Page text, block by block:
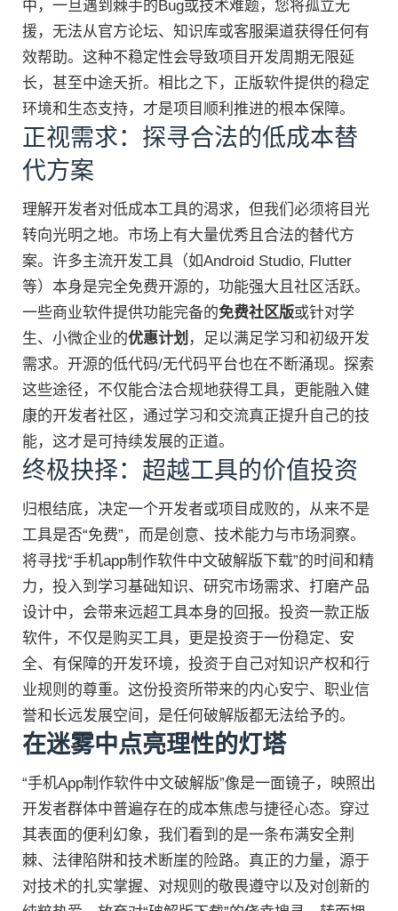
中，一旦遇到棘手的Bug或技术难题，您将孤立无
援，无法从官方论坛、知识库或客服渠道获得任何有
效帮助。这种不稳定性会导致项目开发周期无限延
长，甚至中途夭折。相比之下，正版软件提供的稳定
环境和生态支持，才是项目顺利推进的根本保障。
正视需求：探寻合法的低成本替
代方案
理解开发者对低成本工具的渴求，但我们必须将目光
转向光明之地。市场上有大量优秀且合法的替代方
案。许多主流开发工具（如Android Studio, Flutter
等）本身是完全免费开源的，功能强大且社区活跃。
一些商业软件提供功能完备的免费社区版或针对学
生、小微企业的优惠计划 ，足以满足学习和初级开发
需求。开源的低代码/无代码平台也在不断涌现。探索
这些途径，不仅能合法合规地获得工具，更能融入健
康的开发者社区，通过学习和交流真正提升自己的技
能，这才是可持续发展的正道。
终极抉择：超越工具的价值投资
归根结底，决定一个开发者或项目成败的，从来不是
工具是否“免费”，而是创意、技术能力与市场洞察。
将寻找“手机app制作软件中文破解版下载”的时间和精
力，投入到学习基础知识、研究市场需求、打磨产品
设计中，会带来远超工具本身的回报。投资一款正版
软件，不仅是购买工具，更是投资于一份稳定、安
全、有保障的开发环境，投资于自己对知识产权和行
业规则的尊重。这份投资所带来的内心安宁、职业信
誉和长远发展空间，是任何破解版都无法给予的。
在迷雾中点亮理性的灯塔
“手机App制作软件中文破解版”像是一面镜子，映照出
开发者群体中普遍存在的成本焦虑与捷径心态。穿过
其表面的便利幻象，我们看到的是一条布满安全荆
棘、法律陷阱和技术断崖的险路。真正的力量，源于
对技术的扎实掌握、对规则的敬畏遵守以及对创新的